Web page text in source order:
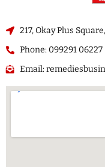
217, Okay Plus
Phone: 099291 06227
Email: